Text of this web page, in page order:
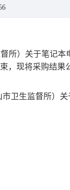
所）关于笔记本
，现将采购结果
卫生监督所）